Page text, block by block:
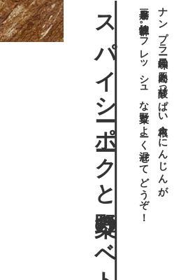
スパイシーポークと野菜のベトナム風豆腐干和え麺 ナンプラー風味の豚肉と甘酸っぱい大根＆にんじんが、
豆腐干と相性抜群。フレッシュな野菜とよーく混ぜてどうぞ！